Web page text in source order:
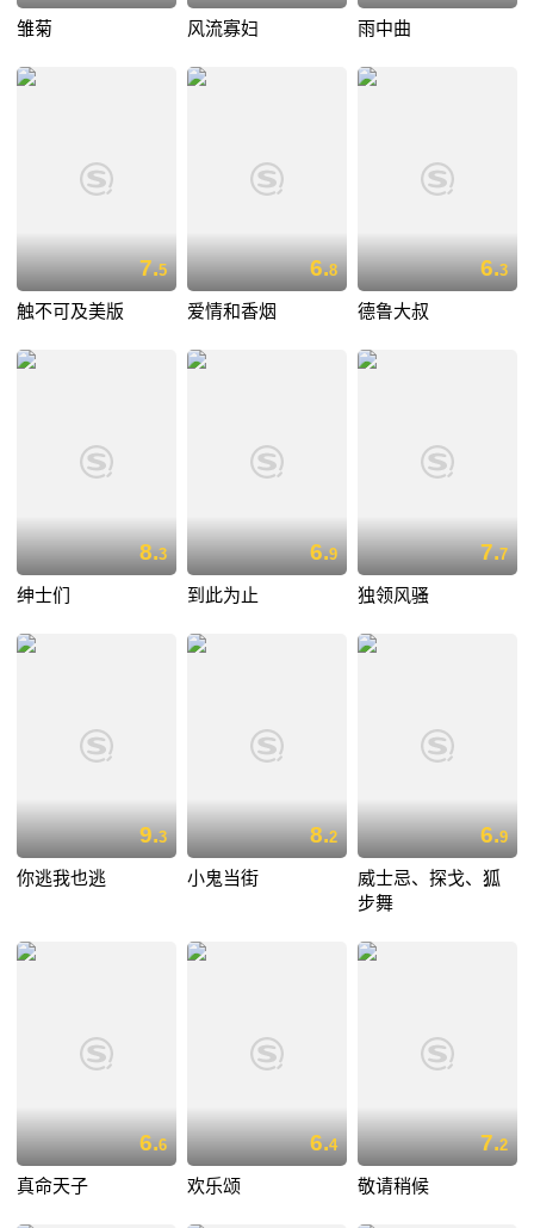
雏菊 风流寡妇 雨中曲
7.5
触不可及美版
6.8
爱情和香烟
6.3
德鲁大叔
8.3
绅士们
6.9
到此为止
7.7
独领风骚
9.3
你逃我也逃
8.2
小鬼当街
6.9
威士忌、探戈、狐
步舞
6.6
真命天子
6.4
欢乐颂
7.2
敬请稍候